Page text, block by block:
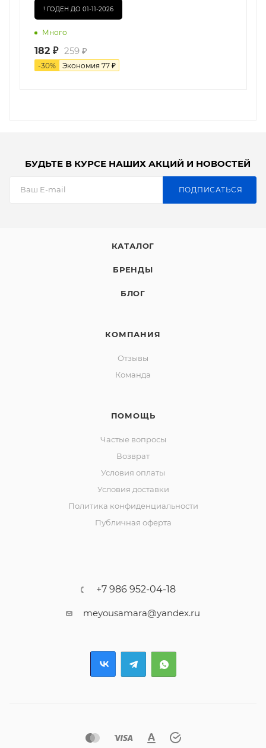
! ГОДЕН ДО 01-11-2026
Много
182 ₽ 259 ₽
-30% Экономия 77 ₽
БУДЬТЕ В КУРСЕ НАШИХ АКЦИЙ И НОВОСТЕЙ
ПОДПИСАТЬСЯ
КАТАЛОГ
БРЕНДЫ
БЛОГ
КОМПАНИЯ
Отзывы
Команда
ПОМОЩЬ
Частые вопросы
Возврат
Условия оплаты
Условия доставки
Политика конфиденциальности
Публичная оферта
+7 986 952-04-18
meyousamara@yandex.ru